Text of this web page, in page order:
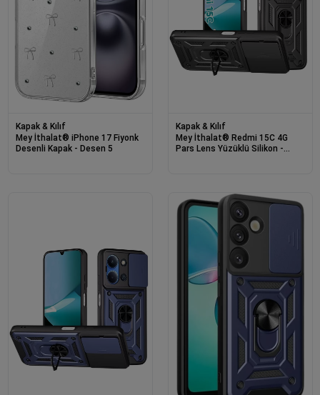
Kapak & Kılıf
Mey İthalat® iPhone 17 Fiyonk
Desenli Kapak - Desen 5
Kapak & Kılıf
Mey İthalat® Redmi 15C 4G
Pars Lens Yüzüklü Silikon -